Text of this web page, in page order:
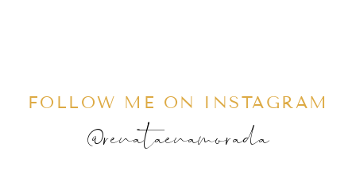
FOLLOW ME ON INSTAGRAM
@renataenamorada